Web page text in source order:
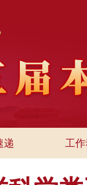
递 工